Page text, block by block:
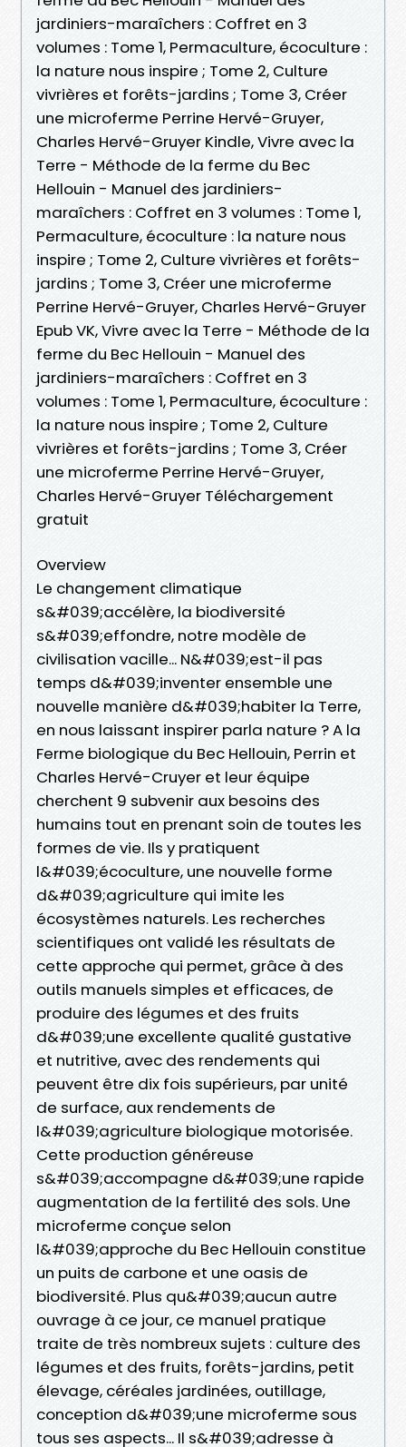
jardiniers-maraîchers : Coffret en 3
volumes : Tome 1, Permaculture, écoculture :
la nature nous inspire ; Tome 2, Culture
vivrières et forêts-jardins ; Tome 3, Créer
une microferme Perrine Hervé-Gruyer,
Charles Hervé-Gruyer Kindle, Vivre avec la
Terre - Méthode de la ferme du Bec
Hellouin - Manuel des jardiniers-
maraîchers : Coffret en 3 volumes : Tome 1,
Permaculture, écoculture : la nature nous
inspire ; Tome 2, Culture vivrières et forêts-
jardins ; Tome 3, Créer une microferme
Perrine Hervé-Gruyer, Charles Hervé-Gruyer
Epub VK, Vivre avec la Terre - Méthode de la
ferme du Bec Hellouin - Manuel des
jardiniers-maraîchers : Coffret en 3
volumes : Tome 1, Permaculture, écoculture :
la nature nous inspire ; Tome 2, Culture
vivrières et forêts-jardins ; Tome 3, Créer
une microferme Perrine Hervé-Gruyer,
Charles Hervé-Gruyer Téléchargement
gratuit
Overview
Le changement climatique
s&#039;accélère, la biodiversité
s&#039;effondre, notre modèle de
civilisation vacille... N&#039;est-il pas
temps d&#039;inventer ensemble une
nouvelle manière d&#039;habiter la Terre,
en nous laissant inspirer parla nature ? A la
Ferme biologique du Bec Hellouin, Perrin et
Charles Hervé-Cruyer et leur équipe
cherchent 9 subvenir aux besoins des
humains tout en prenant soin de toutes les
formes de vie. Ils y pratiquent
l&#039;écoculture, une nouvelle forme
d&#039;agriculture qui imite les
écosystèmes naturels. Les recherches
scientifiques ont validé les résultats de
cette approche qui permet, grâce à des
outils manuels simples et efficaces, de
produire des légumes et des fruits
d&#039;une excellente qualité gustative
et nutritive, avec des rendements qui
peuvent être dix fois supérieurs, par unité
de surface, aux rendements de
l&#039;agriculture biologique motorisée.
Cette production généreuse
s&#039;accompagne d&#039;une rapide
augmentation de la fertilité des sols. Une
microferme conçue selon
l&#039;approche du Bec Hellouin constitue
un puits de carbone et une oasis de
biodiversité. Plus qu&#039;aucun autre
ouvrage à ce jour, ce manuel pratique
traite de très nombreux sujets : culture des
légumes et des fruits, forêts-jardins, petit
élevage, céréales jardinées, outillage,
conception d&#039;une microferme sous
tous ses aspects... Il s&#039;adresse à